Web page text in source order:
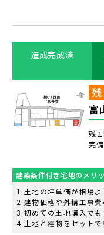
造成完成済
富
残
完
建築条件付き宅地のメリ
土地の坪単価が相場よ
建物価格や外構工事
初めての土地購入で
土地と建物をセット